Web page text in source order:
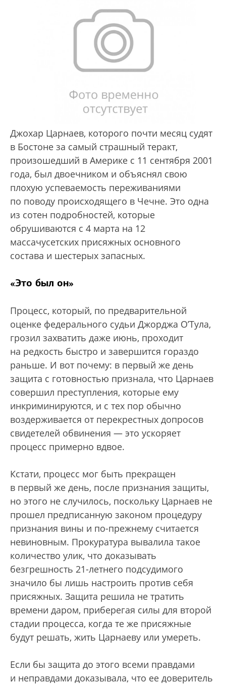
Джохар Царнаев, которого почти месяц судят
в Бостоне за самый страшный теракт,
произошедший в Америке с 11 сентября 2001
года, был двоечником и объяснял свою
плохую успеваемость переживаниями
по поводу происходящего в Чечне. Это одна
из сотен подробностей, которые
обрушиваются с 4 марта на 12
массачусетских присяжных основного
состава и шестерых запасных.
«Это был он»
Процесс, который, по предварительной
оценке федерального судьи Джорджа О’Тула,
грозил захватить даже июнь, проходит
на редкость быстро и завершится гораздо
раньше. И вот почему: в первый же день
защита с готовностью признала, что Царнаев
совершил преступления, которые ему
инкриминируются, и с тех пор обычно
воздерживается от перекрестных допросов
свидетелей обвинения — это ускоряет
процесс примерно вдвое.
Кстати, процесс мог быть прекращен
в первый же день, после признания защиты,
но этого не случилось, поскольку Царнаев не
прошел предписанную законом процедуру
признания вины и по-прежнему считается
невиновным. Прокуратура вывалила такое
количество улик, что доказывать
безгрешность 21-летнего подсудимого
значило бы лишь настроить против себя
присяжных. Защита решила не тратить
времени даром, приберегая силы для второй
стадии процесса, когда те же присяжные
будут решать, жить Царнаеву или умереть.
Если бы защита до этого всеми правдами
и неправдами доказывала, что ее доверитель